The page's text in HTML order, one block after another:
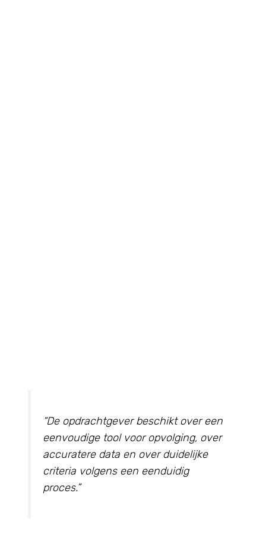
“De opdrachtgever beschikt over een
eenvoudige tool voor opvolging, over
accuratere data en over duidelijke
criteria volgens een eenduidig
proces.”